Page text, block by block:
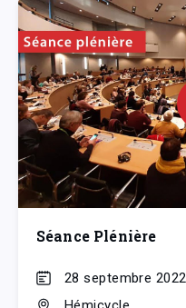
Séance Plénière
28 septembre 2022